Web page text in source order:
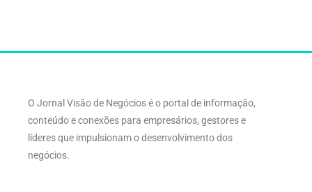
O Jornal Visão de Negócios é o portal de informação,
conteúdo e conexões para empresários, gestores e
líderes que impulsionam o desenvolvimento dos
negócios.